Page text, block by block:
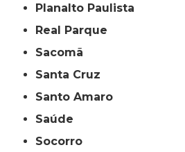
Planalto Paulista
Real Parque
Sacomã
Santa Cruz
Santo Amaro
Saúde
Socorro